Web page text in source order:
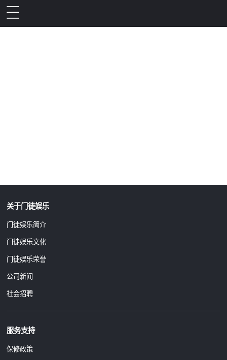
关于门徒娱乐
门徒娱乐简介
门徒娱乐文化
门徒娱乐荣誉
公司新闻
社会招聘
服务支持
保修政策